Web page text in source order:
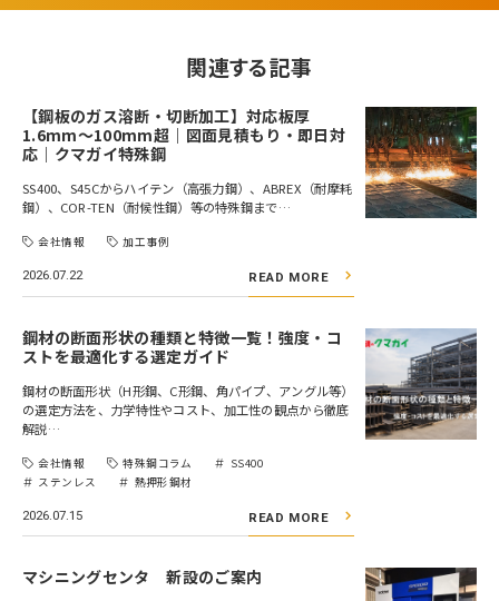
関連する記事
【鋼板のガス溶断・切断加工】対応板厚
1.6mm～100mm超｜図面見積もり・即日対
応｜クマガイ特殊鋼
SS400、S45Cからハイテン（高張力鋼）、ABREX（耐摩耗
鋼）、COR-TEN（耐候性鋼）等の特殊鋼まで…
会社情報 加工事例
2026.07.22 READ MORE
鋼材の断面形状の種類と特徴一覧！強度・コ
ストを最適化する選定ガイド
鋼材の断面形状（H形鋼、C形鋼、角パイプ、アングル等）
の選定方法を、力学特性やコスト、加工性の観点から徹底
解説…
会社情報 特殊鋼コラム
SS400
ステンレス
熱押形鋼材
2026.07.15 READ MORE
マシニングセンタ 新設のご案内